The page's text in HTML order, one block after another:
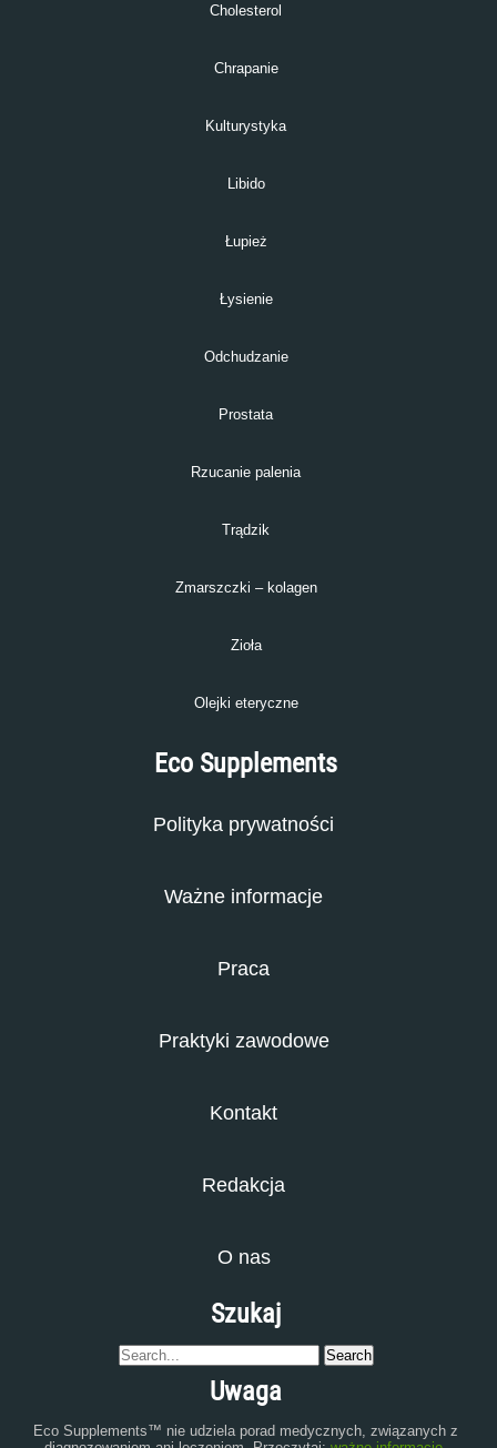
Cholesterol
Chrapanie
Kulturystyka
Libido
Łupież
Łysienie
Odchudzanie
Prostata
Rzucanie palenia
Trądzik
Zmarszczki – kolagen
Zioła
Olejki eteryczne
Eco Supplements
Polityka prywatności
Ważne informacje
Praca
Praktyki zawodowe
Kontakt
Redakcja
O nas
Szukaj
Uwaga
Eco Supplements™ nie udziela porad medycznych, związanych z